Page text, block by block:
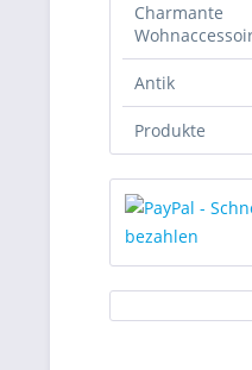
Charmante
Antik
Produkte